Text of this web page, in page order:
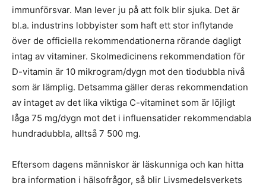
immunförsvar. Man lever ju på att folk blir sjuka. Det är
bl.a. industrins lobbyister som haft ett stor inflytande
över de officiella rekommendationerna rörande dagligt
intag av vitaminer. Skolmedicinens rekommendation för
D-vitamin är 10 mikrogram/dygn mot den tiodubbla nivå
som är lämplig. Detsamma gäller deras rekommendation
av intaget av det lika viktiga C-vitaminet som är löjligt
låga 75 mg/dygn mot det i influensatider rekommendabla
hundradubbla, alltså 7 500 mg.
Eftersom dagens människor är läskunniga och kan hitta
bra information i hälsofrågor, så blir Livsmedelsverkets